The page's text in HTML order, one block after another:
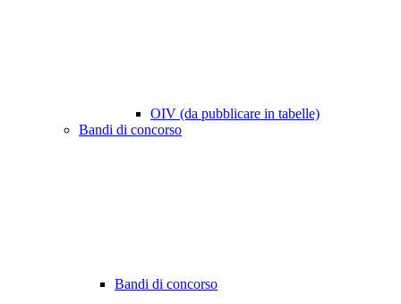
OIV (da pubblicare in tabelle)
Bandi di concorso
Bandi di concorso